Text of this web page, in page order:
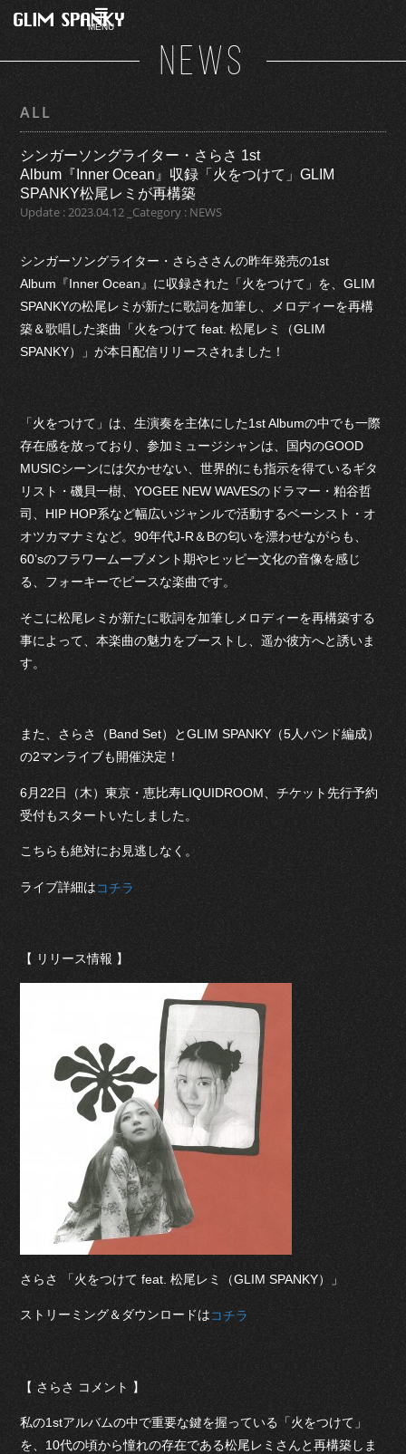
MENU
NEWS
ALL
シンガーソングライター・さらさ 1st
Album『Inner Ocean』収録「火をつけて」GLIM
SPANKY松尾レミが再構築
Update : 2023.04.12 _Category : NEWS
シンガーソングライター・さらささんの昨年発売の1st
Album『Inner Ocean』に収録された「火をつけて」を、GLIM
SPANKYの松尾レミが新たに歌詞を加筆し、メロディーを再構
築＆歌唱した楽曲「火をつけて feat. 松尾レミ（GLIM
SPANKY）」が本日配信リリースされました！
「火をつけて」は、生演奏を主体にした1st Albumの中でも一際
存在感を放っており、参加ミュージシャンは、国内のGOOD
MUSICシーンには欠かせない、世界的にも指示を得ているギタ
リスト・磯貝一樹、YOGEE NEW WAVESのドラマー・粕谷哲
司、HIP HOP系など幅広いジャンルで活動するベーシスト・オ
オツカマナミなど。90年代J-R＆Bの匂いを漂わせながらも、
60’sのフラワームーブメント期やヒッピー文化の音像を感じ
る、フォーキーでピースな楽曲です。
そこに松尾レミが新たに歌詞を加筆しメロディーを再構築する
事によって、本楽曲の魅力をブーストし、遥か彼方へと誘いま
す。
また、さらさ（Band Set）とGLIM SPANKY（5人バンド編成）
の2マンライブも開催決定！
6月22日（木）東京・恵比寿LIQUIDROOM、チケット先行予約
受付もスタートいたしました。
こちらも絶対にお見逃しなく。
ライブ詳細はコチラ
【 リリース情報 】
さらさ 「火をつけて feat. 松尾レミ（GLIM SPANKY）」
ストリーミング＆ダウンロードはコチラ
【 さらさ コメント 】
私の1stアルバムの中で重要な鍵を握っている「火をつけて」
を、10代の頃から憧れの存在である松尾レミさんと再構築しま